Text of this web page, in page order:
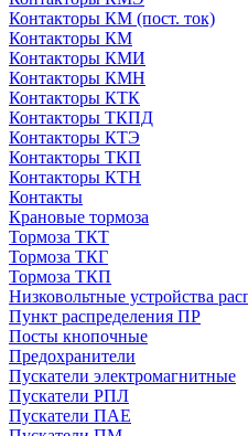
Контакторы КМ (пост. ток)
Контакторы КМ
Контакторы КМИ
Контакторы КМН
Контакторы КТК
Контакторы ТКПД
Контакторы КТЭ
Контакторы ТКП
Контакторы КТН
Контакты
Крановые тормоза
Тормоза ТКТ
Тормоза ТКГ
Тормоза ТКП
Низковольтные устройства
Пункт распределения ПР
Посты кнопочные
Предохранители
Пускатели электромагнитные
Пускатели РПЛ
Пускатели ПАЕ